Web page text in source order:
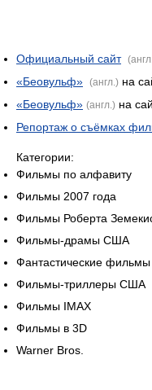
Официальный сайт
«Беовульф» (англ.) на
«Беовульф» (англ.) на
Репортаж о съёмках
Категории:
Фильмы по алфавиту
Фильмы 2007 года
Фильмы Роберта
Фильмы-драмы США
Фантастические
Фильмы-триллеры США
Фильмы IMAX
Фильмы в 3D
Warner Bros.